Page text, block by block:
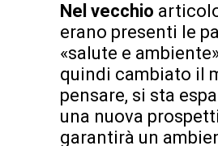
Nel vecchio
erano presenti le
«salute e
quindi cambiato il
pensare, si sta
una nuova
garantirà un